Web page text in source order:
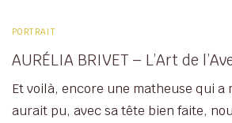
PORTRAIT
AURÉLIA BRIVET – L’Art de
Et voilà, encore une matheuse qui a
aurait pu, avec sa tête bien faite,